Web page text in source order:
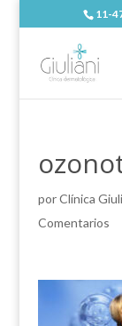
11-
porClínica
Comentarios